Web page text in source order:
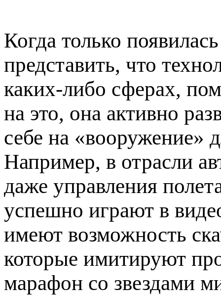
Когда только
представить, что
каких-либо сферах,
на это, она активно
себе на «вооружение»
Например, в отрасли
даже управления
успешно играют в
имеют возможность
которые имитируют
марафон со звездами